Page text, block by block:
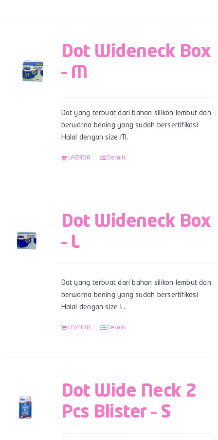
Dot Wideneck Box
– M
Dot yang terbuat dari bahan silikon lembut dan
berwarna bening yang sudah bersertifikasi
Halal dengan size M.
LAZADA Details
Dot Wideneck Box
– L
Dot yang terbuat dari bahan silikon lembut dan
berwarna bening yang sudah bersertifikasi
Halal dengan size L.
LAZADA Details
Dot Wide Neck 2
Pcs Blister – S